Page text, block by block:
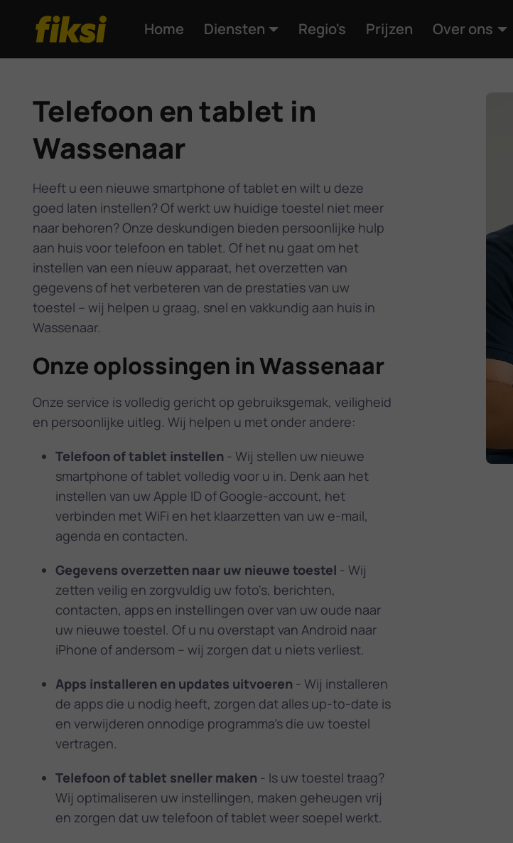
Home Diensten Regio's Prijzen Over ons
Telefoon en tablet in
Wassenaar
Heeft u een nieuwe smartphone of tablet en wilt u deze
goed laten instellen? Of werkt uw huidige toestel niet meer
naar behoren? Onze deskundigen bieden persoonlijke hulp
aan huis voor telefoon en tablet. Of het nu gaat om het
instellen van een nieuw apparaat, het overzetten van
gegevens of het verbeteren van de prestaties van uw
toestel – wij helpen u graag, snel en vakkundig aan huis in
Wassenaar.
Onze oplossingen in Wassenaar
Onze service is volledig gericht op gebruiksgemak, veiligheid
en persoonlijke uitleg. Wij helpen u met onder andere:
Telefoon of tablet instellen - Wij stellen uw nieuwe
smartphone of tablet volledig voor u in. Denk aan het
instellen van uw Apple ID of Google-account, het
verbinden met WiFi en het klaarzetten van uw e-mail,
agenda en contacten.
Gegevens overzetten naar uw nieuwe toestel - Wij
zetten veilig en zorgvuldig uw foto's, berichten,
contacten, apps en instellingen over van uw oude naar
uw nieuwe toestel. Of u nu overstapt van Android naar
iPhone of andersom – wij zorgen dat u niets verliest.
Apps installeren en updates uitvoeren - Wij installeren
de apps die u nodig heeft, zorgen dat alles up-to-date is
en verwijderen onnodige programma's die uw toestel
vertragen.
Telefoon of tablet sneller maken - Is uw toestel traag?
Wij optimaliseren uw instellingen, maken geheugen vrij
en zorgen dat uw telefoon of tablet weer soepel werkt.